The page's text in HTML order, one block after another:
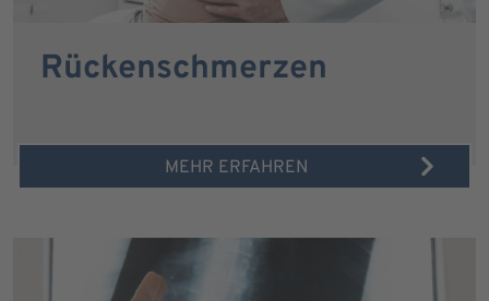
Rückenschmerzen
MEHR ERFAHREN